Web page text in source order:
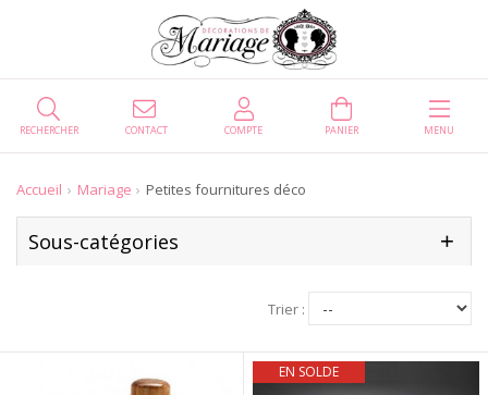
CONTACT
RECHERCHER COMPTE PANIER MENU
Accueil Mariage Petites fournitures déco
Sous-catégories
Trier :
EN SOLDE